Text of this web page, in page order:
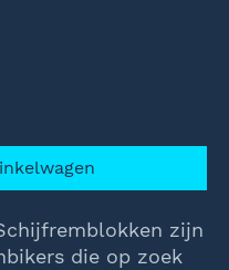
zijn
die op zoek